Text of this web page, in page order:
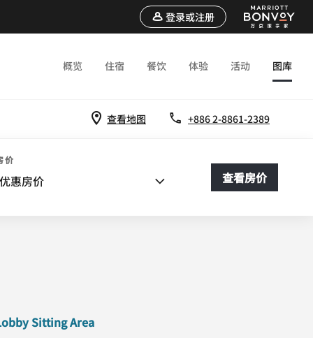
登录或注册
概览 住宿 餐饮 体验 活动 图库
查看地图 +886 2-8861-2389
价
惠房价 查看房价